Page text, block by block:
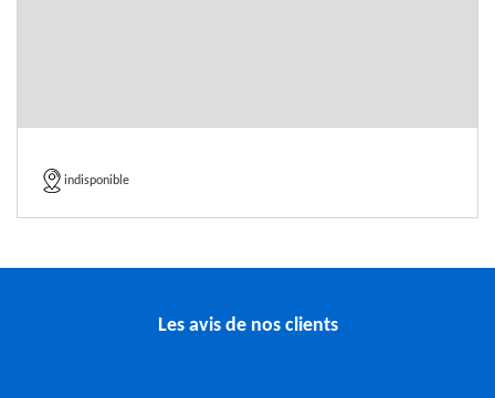
indisponible
Les avis de nos clients